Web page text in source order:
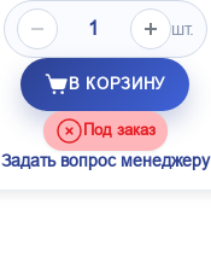
шт.
В КОРЗИНУ
Под заказ
Задать вопрос менеджеру